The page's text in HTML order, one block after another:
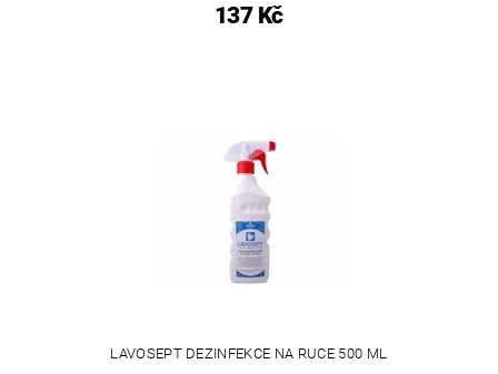
137 Kč
LAVOSEPT DEZINFEKCE NA RUCE 500 ML